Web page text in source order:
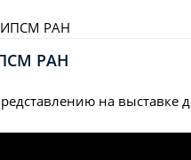
ИПСМ РАН
РАН
на